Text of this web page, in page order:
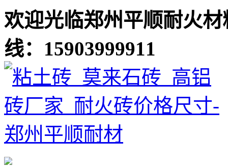
欢迎光临郑州平顺耐火
线：15903999911